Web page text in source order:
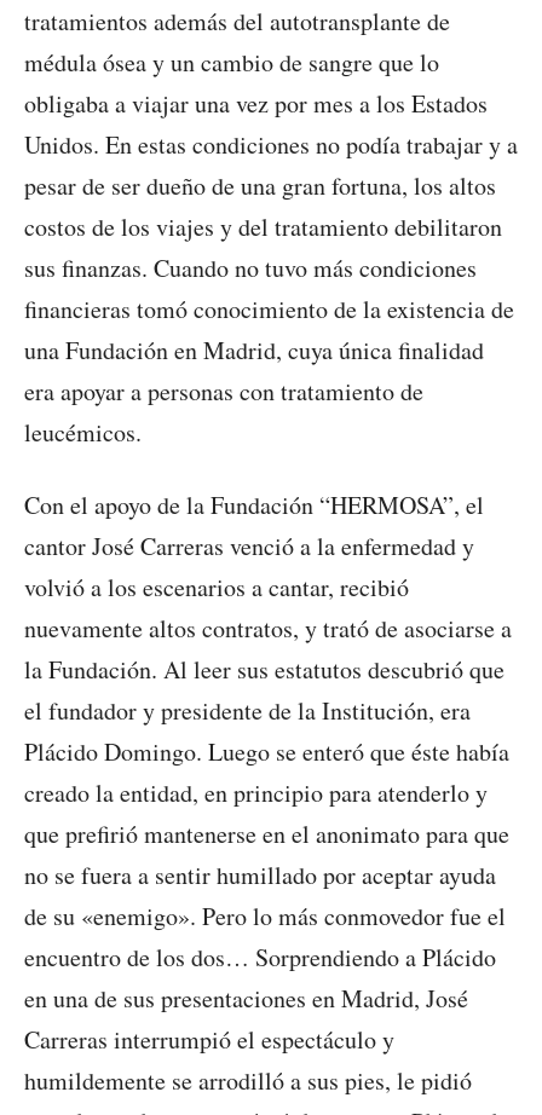
tratamientos además del autotransplante de
médula ósea y un cambio de sangre que lo
obligaba a viajar una vez por mes a los Estados
Unidos. En estas condiciones no podía trabajar y a
pesar de ser dueño de una gran fortuna, los altos
costos de los viajes y del tratamiento debilitaron
sus finanzas. Cuando no tuvo más condiciones
financieras tomó conocimiento de la existencia de
una Fundación en Madrid, cuya única finalidad
era apoyar a personas con tratamiento de
leucémicos.
Con el apoyo de la Fundación “HERMOSA”, el
cantor José Carreras venció a la enfermedad y
volvió a los escenarios a cantar, recibió
nuevamente altos contratos, y trató de asociarse a
la Fundación. Al leer sus estatutos descubrió que
el fundador y presidente de la Institución, era
Plácido Domingo. Luego se enteró que éste había
creado la entidad, en principio para atenderlo y
que prefirió mantenerse en el anonimato para que
no se fuera a sentir humillado por aceptar ayuda
de su «enemigo». Pero lo más conmovedor fue el
encuentro de los dos… Sorprendiendo a Plácido
en una de sus presentaciones en Madrid, José
Carreras interrumpió el espectáculo y
humildemente se arrodilló a sus pies, le pidió